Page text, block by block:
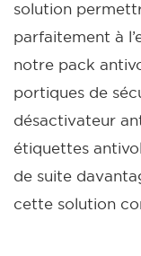
solution
parfaitement à
notre pack
portiques de
désactivateur
étiquettes
de suite
cette solution